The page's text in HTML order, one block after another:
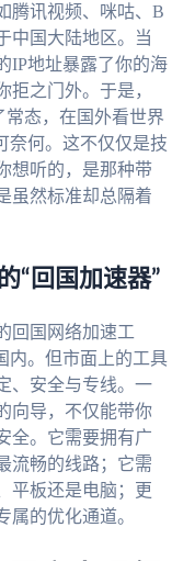
腾讯视频、咪咕、B
中国大陆地区。当
IP地址暴露了你的海
之门外。于是，
常态，在国外看世界
奈何。这不仅仅是技
想听的，是那种带
虽然标准却总隔着
“回国加速器”
回国网络加速工
内。但市面上的工具
、安全与专线。一
向导，不仅能带你
全。它需要拥有广
流畅的线路；它需
平板还是电脑；更
属的优化通道。